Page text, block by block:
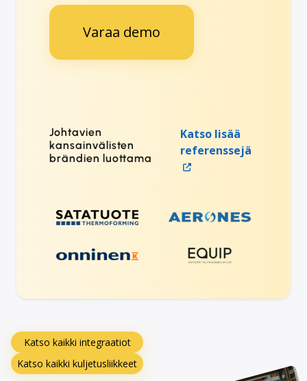
Varaa demo
Johtavien
kansainvälisten
brändien luottama
Katso lisää
referenssejä
Katso kaikki integraatiot
Katso kaikki kuljetusliikkeet